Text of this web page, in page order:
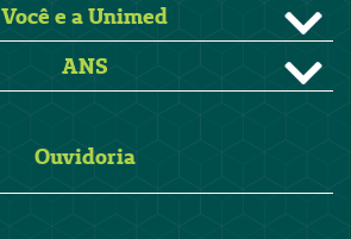
Você e a Unimed
ANS
Ouvidoria